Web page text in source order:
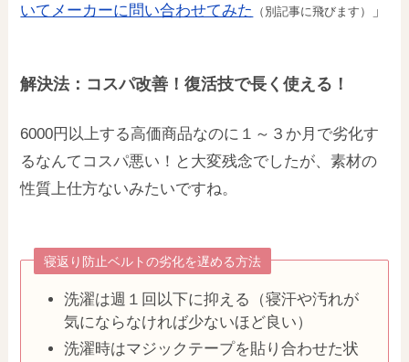
いてメーカーに問い合わせてみた
（別記事に飛びます） 」
解決法：コスパ改善！復活技で長く使える！
6000円以上する高価商品なのに１～３か月で劣化す
るなんてコスパ悪い！と大変残念でしたが、素材の
性質上仕方ないみたいですね。
寝返り防止ベルトの劣化を遅める方法
洗濯は週１回以下に抑える（寝汗や汚れが
気にならなければ少ないほど良い）
洗濯時はマジックテープを貼り合わせた状